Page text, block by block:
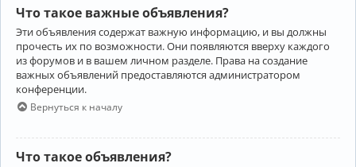
Что такое важные объявления?
Эти объявления содержат важную информацию, и вы должны
прочесть их по возможности. Они появляются вверху каждого
из форумов и в вашем личном разделе. Права на создание
важных объявлений предоставляются администратором
конференции.
Вернуться к началу
Что такое объявления?